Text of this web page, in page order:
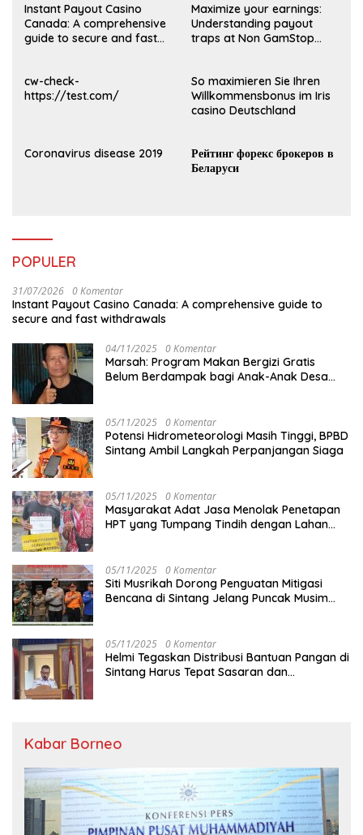
Instant Payout Casino
Canada: A comprehensive
guide to secure and fast
Maximize your earnings:
Understanding payout
traps at Non GamStop
cw-check-
https://test.com/
So maximieren Sie Ihren
Willkommensbonus im Iris
casino Deutschland
Coronavirus disease 2019
Рейтинг форекс брокеров в
Беларуси
POPULER
31/07/2026 0 Komentar
Instant Payout Casino Canada: A comprehensive guide to
secure and fast withdrawals
04/11/2025 0 Komentar
Marsah: Program Makan Bergizi Gratis
Belum Berdampak bagi Anak-Anak Desa
05/11/2025 0 Komentar
Potensi Hidrometeorologi Masih Tinggi, BPBD
Sintang Ambil Langkah Perpanjangan Siaga
05/11/2025 0 Komentar
Masyarakat Adat Jasa Menolak Penetapan
HPT yang Tumpang Tindih dengan Lahan
05/11/2025 0 Komentar
Siti Musrikah Dorong Penguatan Mitigasi
Bencana di Sintang Jelang Puncak Musim
05/11/2025 0 Komentar
Helmi Tegaskan Distribusi Bantuan Pangan di
Sintang Harus Tepat Sasaran dan
Kabar Borneo